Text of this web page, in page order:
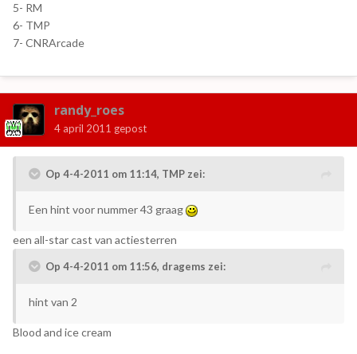
5- RM
6- TMP
7- CNRArcade
randy_roes
4 april 2011 gepost
Op 4-4-2011 om 11:14, TMP zei:
Een hint voor nummer 43 graag
een all-star cast van actiesterren
Op 4-4-2011 om 11:56, dragems zei:
hint van 2
Blood and ice cream